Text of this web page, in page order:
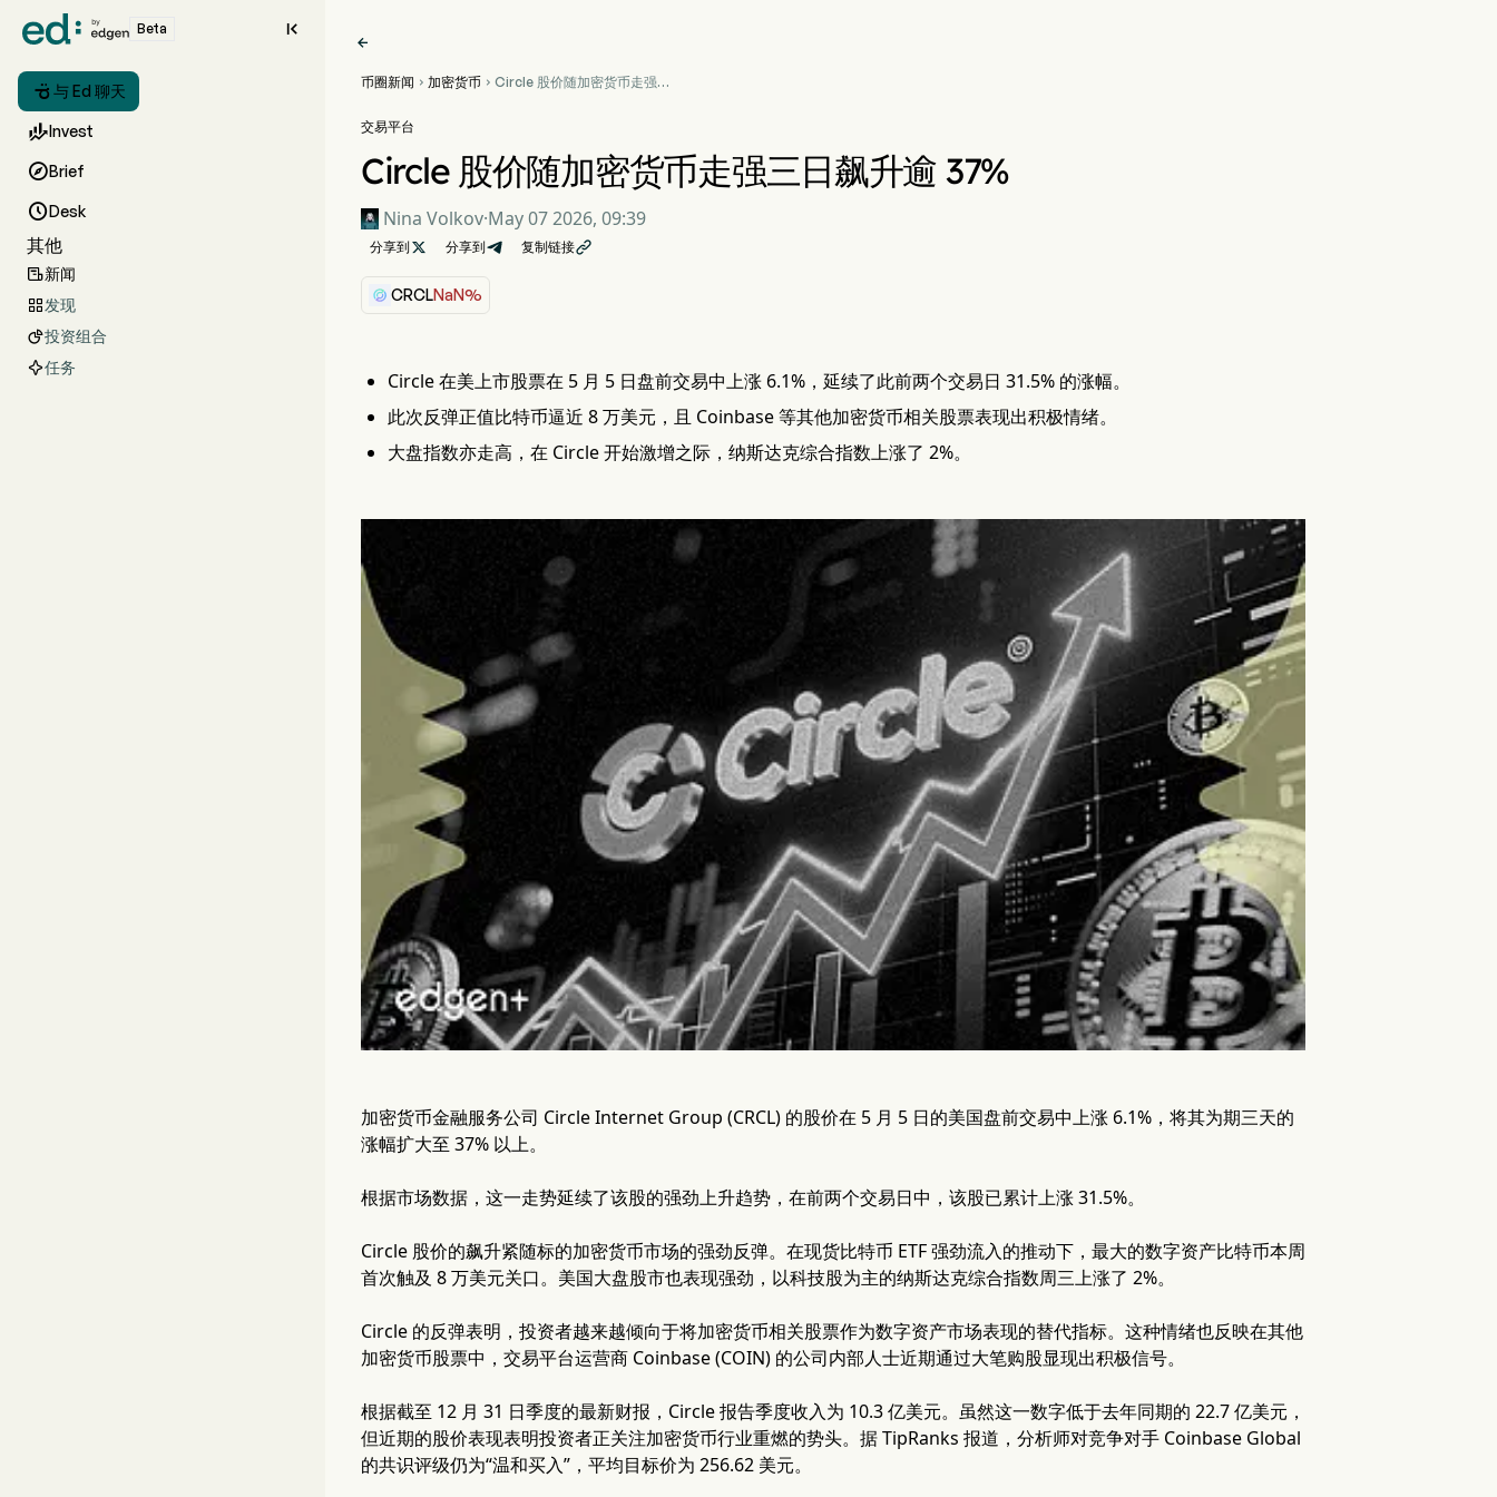
Beta 
 与 Ed 聊天
Invest
Brief
Desk
其他
新闻
发现
投资组合
任务

币圈新闻  加密货币  Circle 股价随加密货币走强三
交易平台
Circle 股价随加密货币走强三日飙升逾 37%
Nina Volkov·May 07 2026, 09:39
分享到  分享到 复制链接
CRCLNaN%
Circle 在美上市股票在 5 月 5 日盘前交易中上涨 6.1%，延续了此前两个交易日 31.5% 的涨幅。
此次反弹正值比特币逼近 8 万美元，且 Coinbase 等其他加密货币相关股票表现出积极情绪。
大盘指数亦走高，在 Circle 开始激增之际，纳斯达克综合指数上涨了 2%。
加密货币金融服务公司 Circle Internet Group (CRCL) 的股价在 5 月 5 日的美国盘前交易中上涨 6.1%，将其为期三天的
涨幅扩大至 37% 以上。
根据市场数据，这一走势延续了该股的强劲上升趋势，在前两个交易日中，该股已累计上涨 31.5%。
Circle 股价的飙升紧随标的加密货币市场的强劲反弹。在现货比特币 ETF 强劲流入的推动下，最大的数字资产比特币本周
首次触及 8 万美元关口。美国大盘股市也表现强劲，以科技股为主的纳斯达克综合指数周三上涨了 2%。
Circle 的反弹表明，投资者越来越倾向于将加密货币相关股票作为数字资产市场表现的替代指标。这种情绪也反映在其他
加密货币股票中，交易平台运营商 Coinbase (COIN) 的公司内部人士近期通过大笔购股显现出积极信号。
根据截至 12 月 31 日季度的最新财报，Circle 报告季度收入为 10.3 亿美元。虽然这一数字低于去年同期的 22.7 亿美元，
但近期的股价表现表明投资者正关注加密货币行业重燃的势头。据 TipRanks 报道，分析师对竞争对手 Coinbase Global
的共识评级仍为“温和买入”，平均目标价为 256.62 美元。